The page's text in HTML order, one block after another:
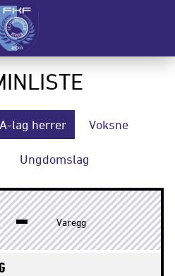
A-lag herrer Voksne
Ungdomslag
Varegg